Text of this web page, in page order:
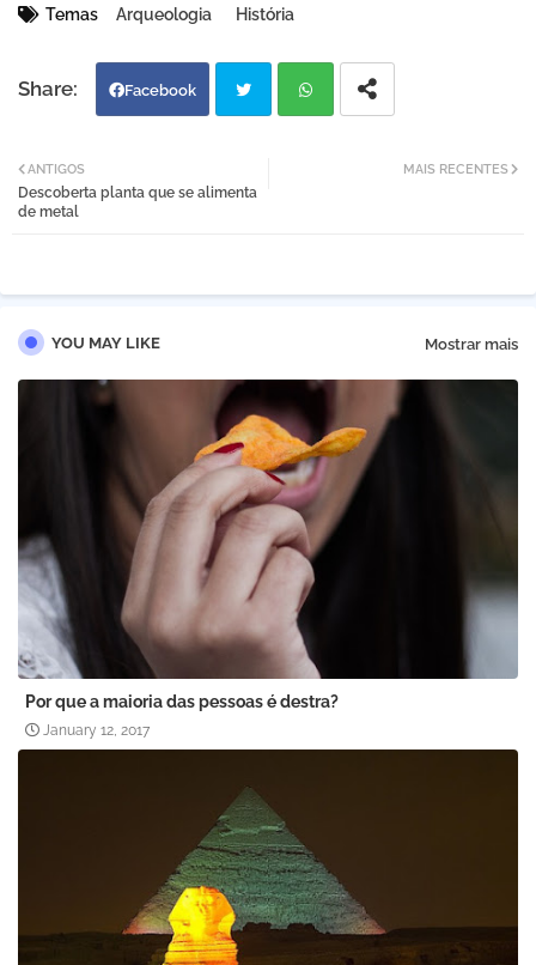
Temas Arqueologia História
Facebook
tter
MAIS RECENTES
ANTIGOS
Descoberta planta que se alimenta
de metal
YOU MAY LIKE Mostrar mais
Por que a maioria das pessoas é destra?
January 12, 2017